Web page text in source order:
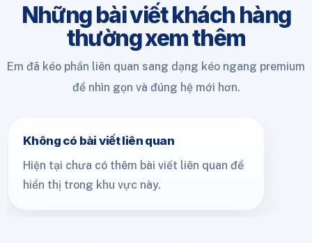
Những bài viết khách hàng
thường xem thêm
Em đã kéo phần liên quan sang dạng kéo ngang premium
để nhìn gọn và đúng hệ mới hơn.
Không có bài viết liên quan
Hiện tại chưa có thêm bài viết liên quan để
hiển thị trong khu vực này.